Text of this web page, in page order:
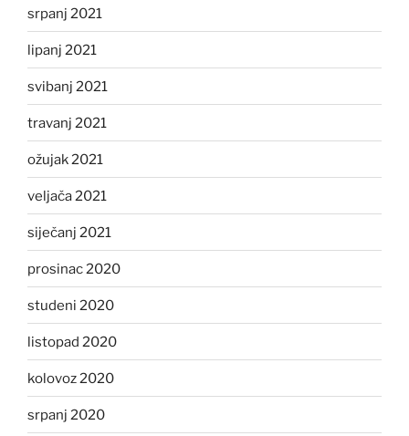
srpanj 2021
lipanj 2021
svibanj 2021
travanj 2021
ožujak 2021
veljača 2021
siječanj 2021
prosinac 2020
studeni 2020
listopad 2020
kolovoz 2020
srpanj 2020